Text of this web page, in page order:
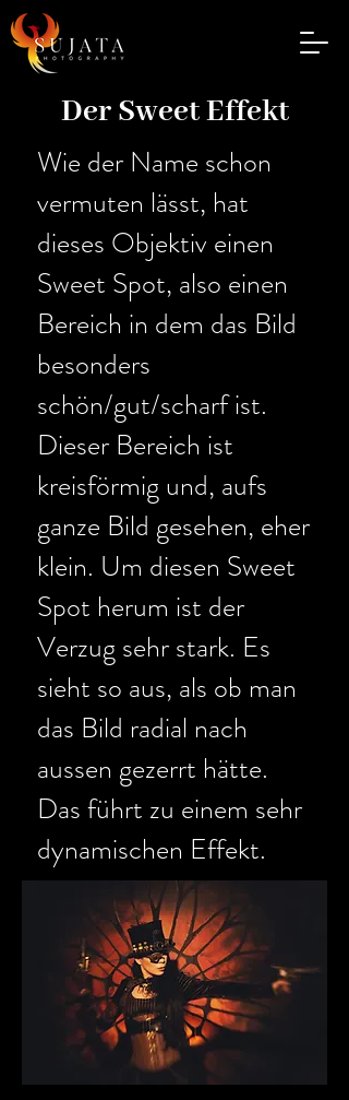
Der Sweet Effekt
Wie der Name schon
vermuten lässt, hat
dieses Objektiv einen
Sweet Spot, also einen
Bereich in dem das Bild
besonders
schön/gut/scharf ist.
Dieser Bereich ist
kreisförmig und, aufs
ganze Bild gesehen, eher
klein. Um diesen Sweet
Spot herum ist der
Verzug sehr stark. Es
sieht so aus, als ob man
das Bild radial nach
aussen gezerrt hätte.
Das führt zu einem sehr
dynamischen Effekt.